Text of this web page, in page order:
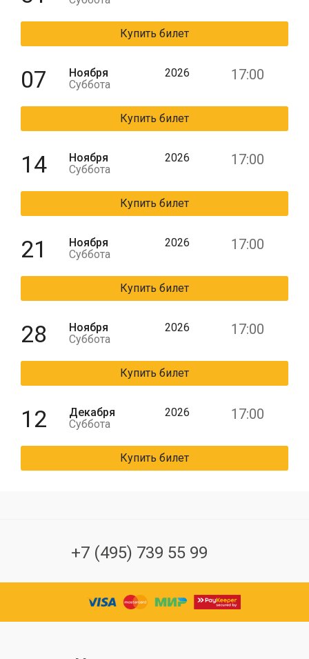
Купить билет
07
Ноября
Суббота
2026 17:00
Купить билет
14
Ноября
Суббота
2026 17:00
Купить билет
21
Ноября
Суббота
2026 17:00
Купить билет
28
Ноября
Суббота
2026 17:00
Купить билет
12
Декабря
Суббота
2026 17:00
Купить билет
+7 (495) 739 55 99